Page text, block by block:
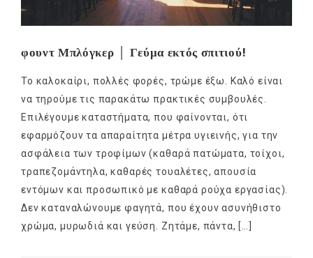
φουντ Μπλόγκερ │ Γεύμα εκτός σπιτιού!
Το καλοκαίρι, πολλές φορές, τρώμε έξω. Καλό είναι
να τηρούμε τις παρακάτω πρακτικές συμβουλές.
Επιλέγουμε καταστήματα, που φαίνονται, ότι
εφαρμόζουν τα απαραίτητα μέτρα υγιεινής, για την
ασφάλεια των τροφίμων (καθαρά πατώματα, τοίχοι,
τραπεζομάντηλα, καθαρές τουαλέτες, απουσία
εντόμων και προσωπικό με καθαρά ρούχα εργασίας).
Δεν καταναλώνουμε φαγητά, που έχουν ασυνήθιστο
χρώμα, μυρωδιά και γεύση. Ζητάμε, πάντα, […]